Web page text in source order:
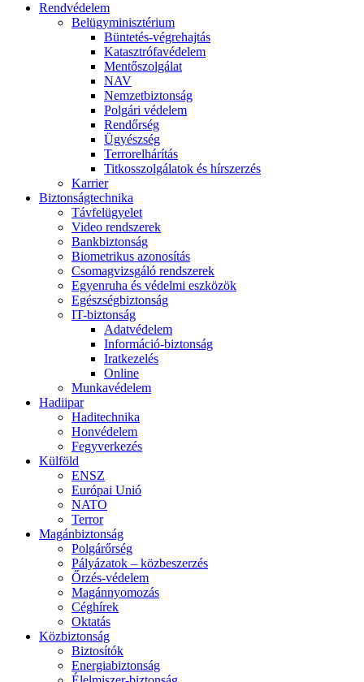
Rendvédelem
Belügyminisztérium
Büntetés-végrehajtás
Katasztrófavédelem
Mentőszolgálat
NAV
Nemzetbiztonság
Polgári védelem
Rendőrség
Ügyészség
Terrorelhárítás
Titkosszolgálatok és hírszerzés
Karrier
Biztonságtechnika
Távfelügyelet
Video rendszerek
Bankbiztonság
Biometrikus azonosítás
Csomagvizsgáló rendszerek
Egyenruha és védelmi eszközök
Egészségbiztonság
IT-biztonság
Adatvédelem
Információ-biztonság
Iratkezelés
Online
Munkavédelem
Hadiipar
Haditechnika
Honvédelem
Fegyverkezés
Külföld
ENSZ
Európai Unió
NATO
Terror
Magánbiztonság
Polgárőrség
Pályázatok – közbeszerzés
Őrzés-védelem
Magánnyomozás
Céghírek
Oktatás
Közbiztonság
Biztosítók
Energiabiztonság